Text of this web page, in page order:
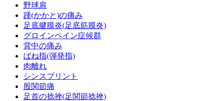
野球肩
踵(かかと)の痛み
足底腱膜炎(足底筋膜炎)
グロインペイン症候群
背中の痛み
ばね指(弾発指)
肉離れ
シンスプリント
股関節痛
足首の捻挫(足関節捻挫)